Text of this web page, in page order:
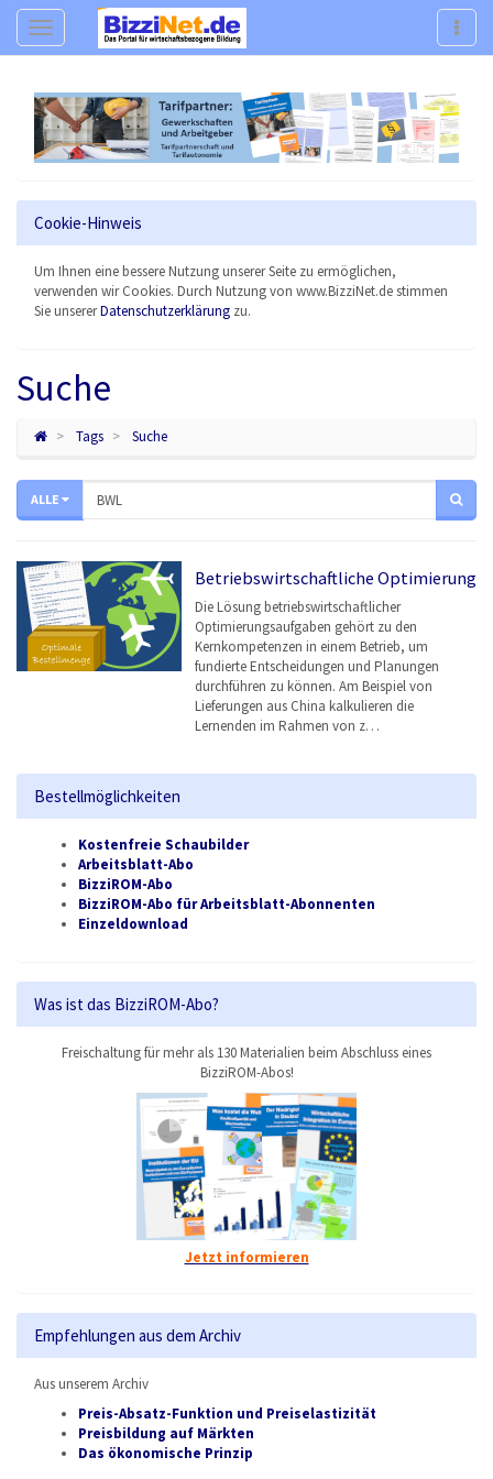
Navigation
Cookie-Hinweis
Um Ihnen eine bessere Nutzung unserer Seite zu ermöglichen,
verwenden wir Cookies. Durch Nutzung von www.BizziNet.de stimmen
Sie unsererDatenschutzerklärung zu.
Suche
Tags Suche
ALLE
Betriebswirtschaftliche Optimierung
Die Lösung betriebswirtschaftlicher
Optimierungsaufgaben gehört zu den
Kernkompetenzen in einem Betrieb, um
fundierte Entscheidungen und Planungen
durchführen zu können. Am Beispiel von
Lieferungen aus China kalkulieren die
Lernenden im Rahmen von z…
Bestellmöglichkeiten
Kostenfreie Schaubilder
Arbeitsblatt-Abo
BizziROM-Abo
BizziROM-Abo für Arbeitsblatt-Abonnenten
Einzeldownload
Was ist das BizziROM-Abo?
Freischaltung für mehr als 130 Materialien beim Abschluss eines
BizziROM-Abos!
Jetzt informieren
Empfehlungen aus dem Archiv
Aus unserem Archiv
Preis-Absatz-Funktion und Preiselastizität
Preisbildung auf Märkten
Das ökonomische Prinzip